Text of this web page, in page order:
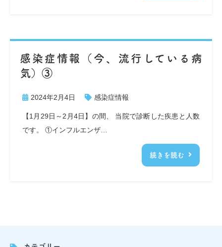
感染症情報（今、流行している病
気）③
2024年2月4日 感染症情報
【1月29日～2月4日】の間、 当院で診断した疾患と人数
です。 ①インフルエンザ…
続きを読む